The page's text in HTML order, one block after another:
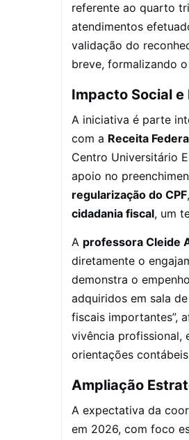
referente ao quarto
atendimentos
validação do
breve, formalizando
Impacto Social e
A iniciativa é parte
com a Receita
Centro Universitário
apoio no
regularização do CPF
cidadania fiscal, um
A professora Cleide
diretamente o
demonstra o
adquiridos em sala
fiscais importantes”,
vivência profissional,
orientações
Ampliação
A expectativa da
em 2026, com foco